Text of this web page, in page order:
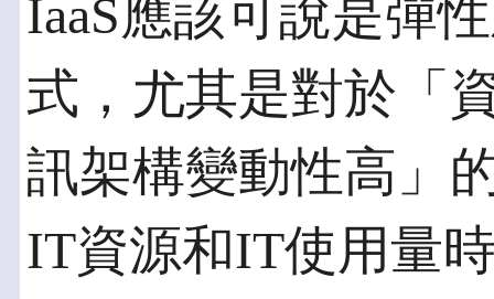
IaaS應該可說是彈
式，尤其是對於「
訊架構變動性高」
IT資源和IT使用量